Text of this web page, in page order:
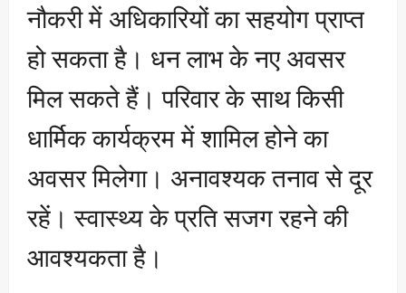
नौकरी में अधिकारियों का सहयोग प्राप्त
हो सकता है। धन लाभ के नए अवसर
मिल सकते हैं। परिवार के साथ किसी
धार्मिक कार्यक्रम में शामिल होने का
अवसर मिलेगा। अनावश्यक तनाव से दूर
रहें। स्वास्थ्य के प्रति सजग रहने की
आवश्यकता है।